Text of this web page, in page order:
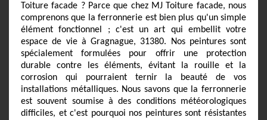
Toiture facade ? Parce que chez MJ Toiture facade, nous
comprenons que la ferronnerie est bien plus qu'un simple
élément fonctionnel ; c'est un art qui embellit votre
espace de vie à Gragnague, 31380. Nos peintures sont
spécialement formulées pour offrir une protection
durable contre les éléments, évitant la rouille et la
corrosion qui pourraient ternir la beauté de vos
installations métalliques. Nous savons que la ferronnerie
est souvent soumise à des conditions météorologiques
difficiles, et c'est pourquoi nos peintures sont résistantes